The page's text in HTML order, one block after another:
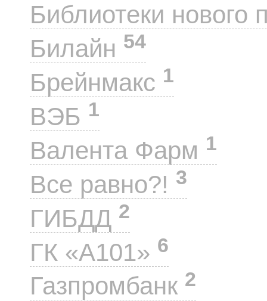
Библиотеки нового
Билайн 54
Брейнмакс 1
ВЭБ 1
Валента Фарм 1
Все равно?! 3
ГИБДД 2
ГК «А101» 6
Газпромбанк 2